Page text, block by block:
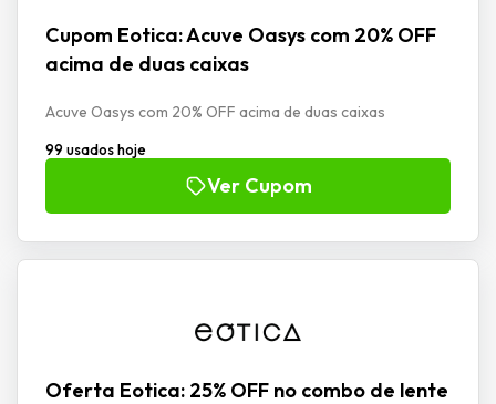
Cupom Eotica: Acuve Oasys com 20% OFF
acima de duas caixas
Acuve Oasys com 20% OFF acima de duas caixas
99 usados hoje
Ver Cupom
Oferta Eotica: 25% OFF no combo de lente